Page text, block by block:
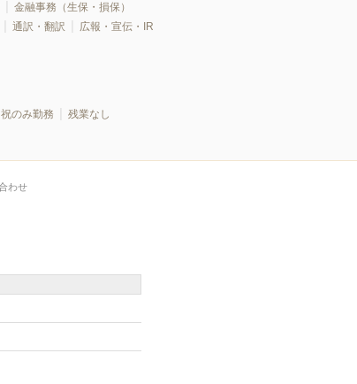
金融事務（生保・損保）
通訳・翻訳
広報・宣伝・IR
のみ勤務
残業なし
わせ